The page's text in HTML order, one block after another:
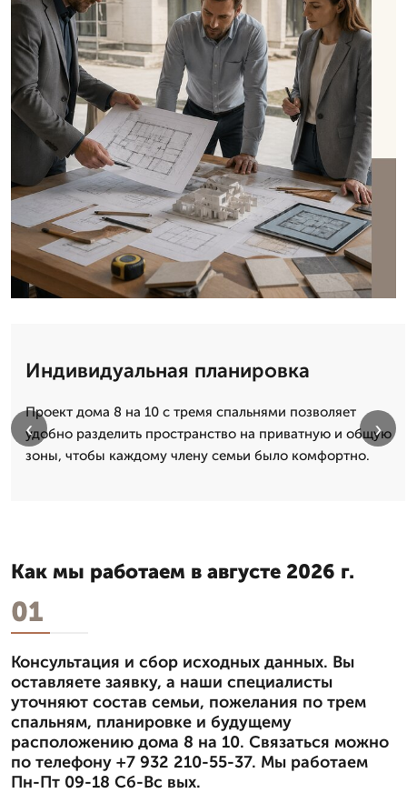
Индивидуальная планировка
Проект дома 8 на 10 с тремя спальнями позволяет
удобно разделить пространство на приватную и общую
зоны, чтобы каждому члену семьи было комфортно.
‹ ›
Как мы работаем в августе 2026 г.
01
Консультация и сбор исходных данных. Вы
оставляете заявку, а наши специалисты
уточняют состав семьи, пожелания по трем
спальням, планировке и будущему
расположению дома 8 на 10. Связаться можно
по телефону +7 932 210-55-37. Мы работаем
Пн-Пт 09-18 Сб-Вс вых.